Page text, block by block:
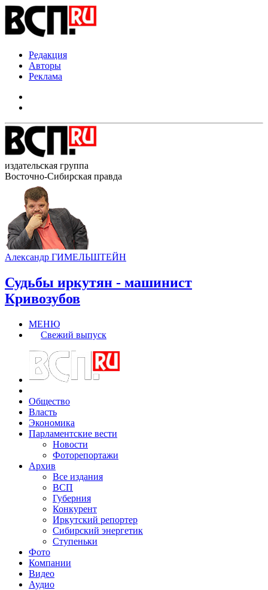
Редакция
Авторы
Реклама
издательская группа
Восточно-Сибирская правда
Александр ГИМЕЛЬШТЕЙН
Судьбы иркутян - машинист
Кривозубов
МЕНЮ
Свежий выпуск
Общество
Власть
Экономика
Парламентские вести
Новости
Фоторепортажи
Архив
Все издания
ВСП
Губерния
Конкурент
Иркутский репортер
Сибирский энергетик
Ступеньки
Фото
Компании
Видео
Аудио